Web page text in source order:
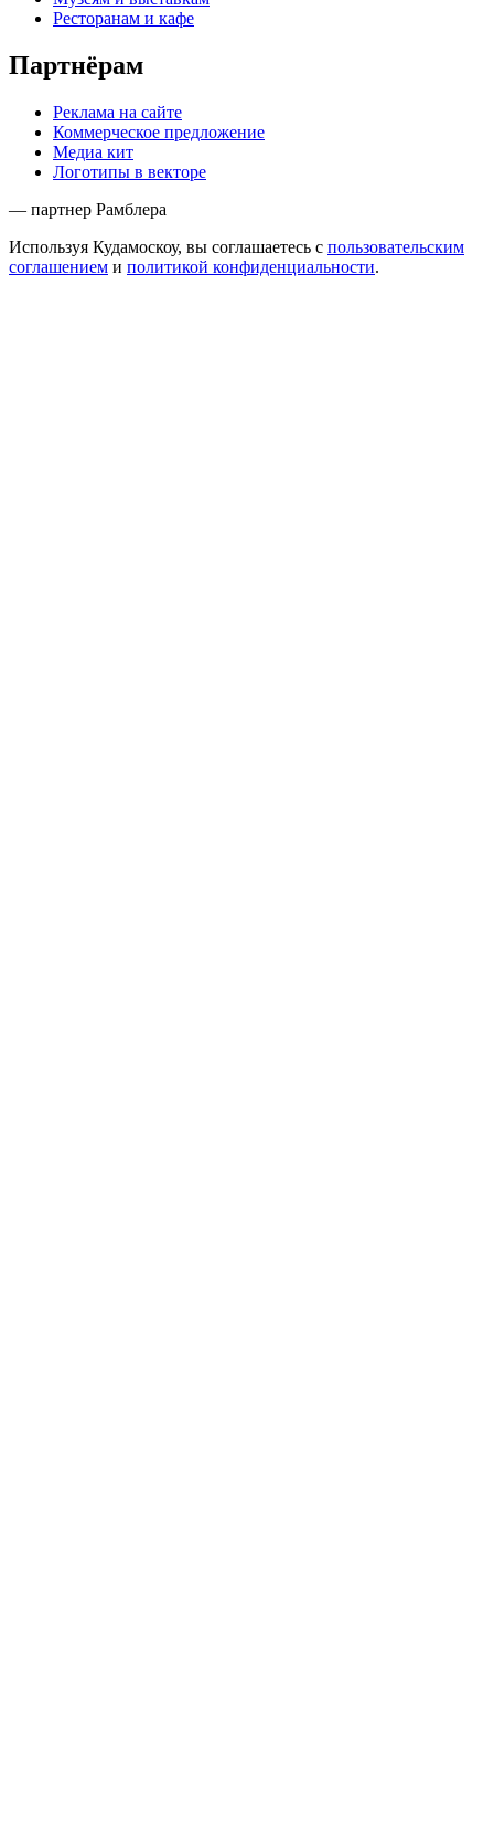
Ресторанам и кафе
Партнёрам
Реклама на сайте
Коммерческое предложение
Медиа кит
Логотипы в векторе
— партнер Рамблера
Используя Кудамоскоу, вы соглашаетесь с пользовательским
соглашением и политикой конфиденциальности.